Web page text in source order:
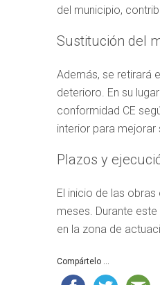
del municipio,
Sustitución del
Además, se retirará
deterioro. En su
conformidad CE
interior para
Plazos y
El inicio de las
meses. Durante
en la zona de
Compártelo ...